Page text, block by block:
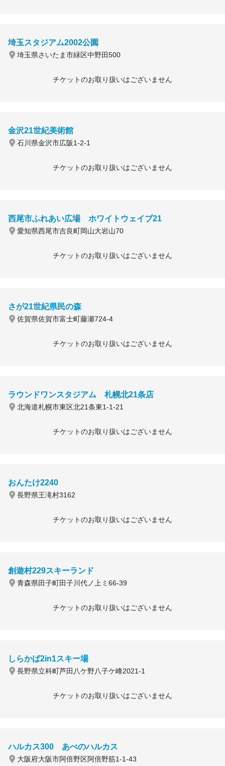
埼玉スタジアム2002公園
埼玉県さいたま市緑区中野田500
チケットのお取り扱いはございません
金沢21世紀美術館
石川県金沢市広阪1-2-1
チケットのお取り扱いはございません
西尾市ふれあい広場 ホワイトウェイブ21
愛知県西尾市吉良町岡山大岩山70
チケットのお取り扱いはございません
さが21世紀県民の森
佐賀県佐賀市富士町藤瀬724-4
チケットのお取り扱いはございません
ラウンドワンスタジアム 札幌北21条店
北海道札幌市東区北21条東1-1-21
チケットのお取り扱いはございません
おんたけ2240
長野県王滝村3162
チケットのお取り扱いはございません
創遊村229スキーランド
青森県田子町田子川代ノ上ミ66-39
チケットのお取り扱いはございません
しらかば2in1スキー場
長野県立科町芦田八ケ野八子ケ峰2021-1
チケットのお取り扱いはございません
ハルカス300 あべのハルカス
大阪府大阪市阿倍野区阿倍野筋1-1-43